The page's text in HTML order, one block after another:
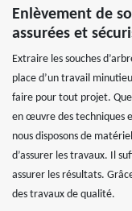
Enlèvement de
assurées et
Extraire les souches
place d’un travail
faire pour tout projet.
en œuvre des techniques
nous disposons de
d’assurer les travaux. Il
assurer les résultats.
des travaux de qualité.